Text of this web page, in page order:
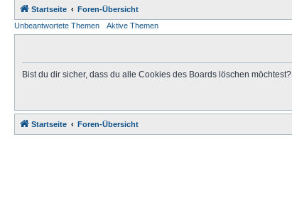
Startseite
Foren-Übersicht
Unbeantwortete Themen
Aktive Themen
Bist du dir sicher, dass du alle Cookies des Boards löschen möchtest?
Startseite Foren-Übersicht